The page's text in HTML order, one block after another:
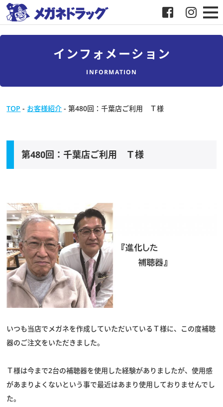
メガネドラッグについて
メディア協力
スタッフブログ
インフォメーション
INFORMATION
TOP - お客様紹介 -第480回：千葉店ご利用 Ｔ様
第480回：千葉店ご利用 Ｔ様
いつも当店でメガネを作成していただいているＴ様に、この度補聴
器のご注文をいただきました。
Ｔ様は今まで2台の補聴器を使用した経験がありましたが、使用感
があまりよくないという事で最近はあまり使用しておりませんでし
た。